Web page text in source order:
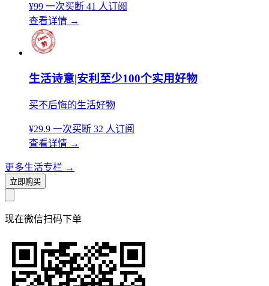
¥99 一次买断 41 人订阅
查看详情 →
生活诗意|安利至少100个实用好物
买不后悔的生活好物
¥29.9 一次买断 32 人订阅
查看详情 →
更多生活专栏 →
立即购买
现在微信扫码下单